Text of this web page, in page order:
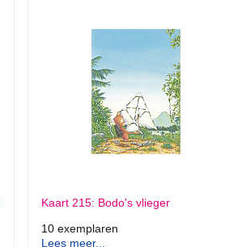
Kaart 215: Bodo's vlieger
10 exemplaren
Lees meer...